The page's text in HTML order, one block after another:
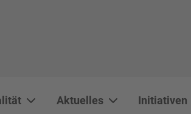
Aktuelles Initiativen
WAL 3034 1800x500
WAL 8217 1800x500
20220730 115738 1800x500
20230911 165003 1800x500
DSC00568 1800x500
DSC 5882 DxO
IMG 0711 1800x500
WAL 0061
WAL 5484
WAL